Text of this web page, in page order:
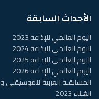
الأحداث السابقة
اليوم العالمي للإذاعة 2023
اليوم العالمي للإذاعة 2024
اليوم العالمي للإذاعة 2025
اليوم العالمي للإذاعة 2026
المسابقـة العربية للموسيقـى و
الغـناء 2023